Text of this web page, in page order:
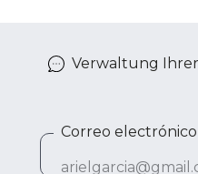
Verwaltung
Correo electrónico